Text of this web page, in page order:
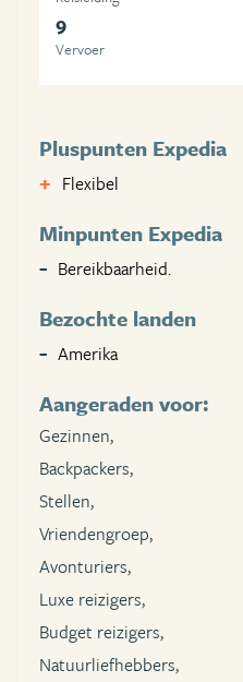
9
Vervoer
Pluspunten Expedia
Flexibel
Minpunten Expedia
Bereikbaarheid.
Bezochte landen
Amerika
Aangeraden voor:
Gezinnen,
Backpackers,
Stellen,
Vriendengroep,
Avonturiers,
Luxe reizigers,
Budget reizigers,
Natuurliefhebbers,